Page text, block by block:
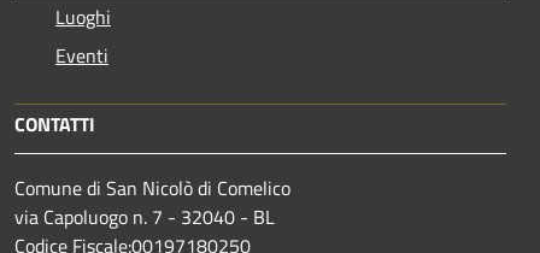
Luoghi
Eventi
CONTATTI
Comune di San Nicolò di Comelico
via Capoluogo n. 7 - 32040 - BL
Codice Fiscale:00197180250